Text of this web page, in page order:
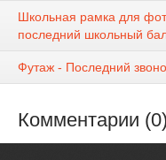
Школьная рамка для
последний школьный
Футаж - Последний
Комментарии (0)